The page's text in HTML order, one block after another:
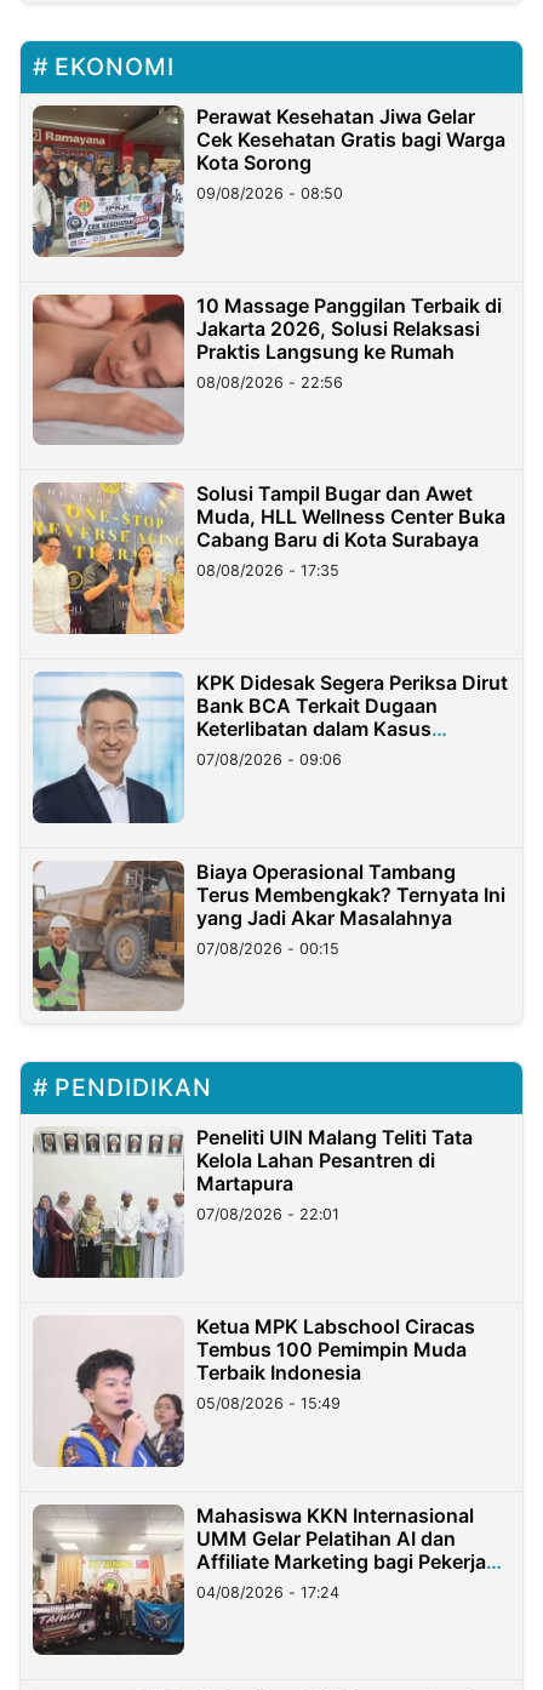
EKONOMI
Perawat Kesehatan Jiwa Gelar
Cek Kesehatan Gratis bagi Warga
Kota Sorong
09/08/2026 - 08:50
10 Massage Panggilan Terbaik di
Jakarta 2026, Solusi Relaksasi
Praktis Langsung ke Rumah
08/08/2026 - 22:56
Solusi Tampil Bugar dan Awet
Muda, HLL Wellness Center Buka
Cabang Baru di Kota Surabaya
08/08/2026 - 17:35
KPK Didesak Segera Periksa Dirut
Bank BCA Terkait Dugaan
Keterlibatan dalam Kasus
Hilangnya Dana Nasabah Rp2,58
Miliar
07/08/2026 - 09:06
Biaya Operasional Tambang
Terus Membengkak? Ternyata Ini
yang Jadi Akar Masalahnya
07/08/2026 - 00:15
PENDIDIKAN
Peneliti UIN Malang Teliti Tata
Kelola Lahan Pesantren di
Martapura
07/08/2026 - 22:01
Ketua MPK Labschool Ciracas
Tembus 100 Pemimpin Muda
Terbaik Indonesia
05/08/2026 - 15:49
Mahasiswa KKN Internasional
UMM Gelar Pelatihan AI dan
Affiliate Marketing bagi Pekerja
Migran Indonesia di Taiwan
04/08/2026 - 17:24